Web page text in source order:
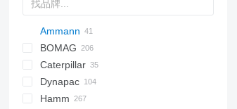
Ammann
AP
AV
AV 23
AV 26
DTV
DTV 903
BOMAG
BW
DTV
CK
450
W-series
Caterpillar
434
CB
Dynapac
CA
Hamm